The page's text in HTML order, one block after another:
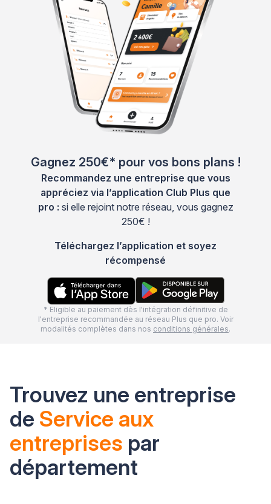
Gagnez 250€* pour vos bons plans !
Recommandez une entreprise que vous
appréciez via l’application Club Plus que
pro : si elle rejoint notre réseau, vous gagnez
250€ !
Téléchargez l’application et soyez
récompensé
* Eligible au paiement dès l'intégration définitive de
l'entreprise recommandée au réseau Plus que pro. Voir
modalités complètes dans nos conditions générales.
Trouvez une entreprise
de Service aux
entreprises par
département